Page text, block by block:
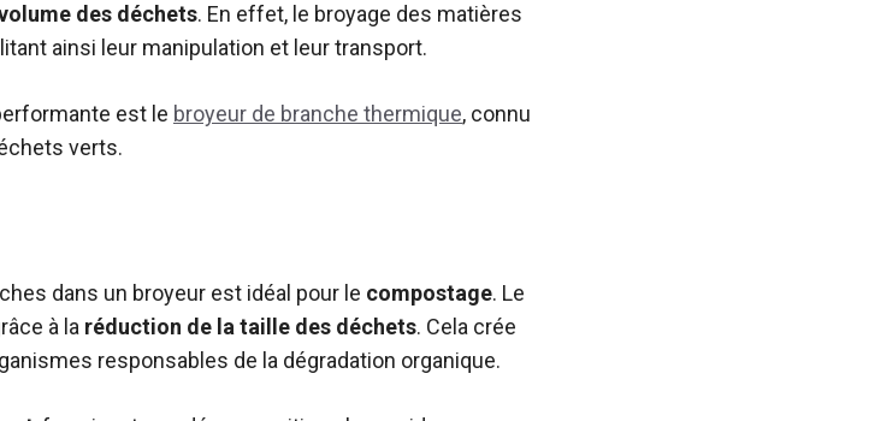
des déchets. En effet, le broyage des matières
ainsi leur manipulation et leur transport.
est le broyeur de branche thermique, connu
verts.
dans un broyeur est idéal pour le compostage. Le
à la réduction de la taille des déchets. Cela crée
responsables de la dégradation organique.